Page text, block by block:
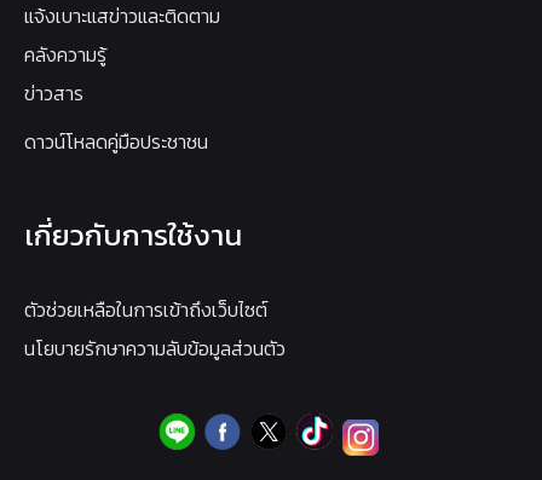
แจ้งเบาะแสข่าวและติดตาม
คลังความรู้
ข่าวสาร
ดาวน์โหลดคู่มือประชาชน
เกี่ยวกับการใช้งาน
ตัวช่วยเหลือในการเข้าถึงเว็บไซต์
นโยบายรักษาความลับข้อมูลส่วนตัว